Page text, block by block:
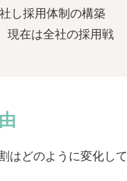
し採用体制の構築
現在は全社の採用戦
はどのように変化して